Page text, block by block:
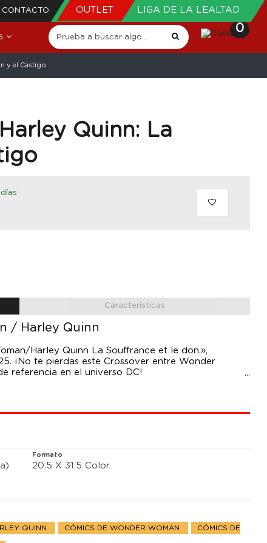
CONTACTO OUTLET LIGA DE LA LEALTAD
0
y el Castigo
Quinn: La
Características
/ Harley Quinn
Harley Quinn La Souffrance et le don.»,
¡No te pierdas este Crossover entre Wonder
referencia en el universo DC!
se vea puesta a prueba tras el embarazo de una de
a esta doble crisis? ¿Y qué rol desempeñará
Formato
20.5 X 31.5 Color
QUINN CÓMICS DE WONDER WOMAN CÓMICS DE